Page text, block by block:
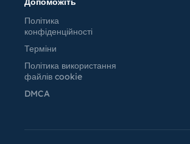
Політика
конфіденційності
Терміни
Політика використання
файлів cookie
DMCA